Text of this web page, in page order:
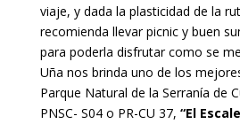
viaje, y dada la plasticidad de la
recomienda llevar picnic y buen
para poderla disfrutar como se
Uña nos brinda uno de los
Parque Natural de la Serranía de
PNSC- S04 o PR-CU 37, “El